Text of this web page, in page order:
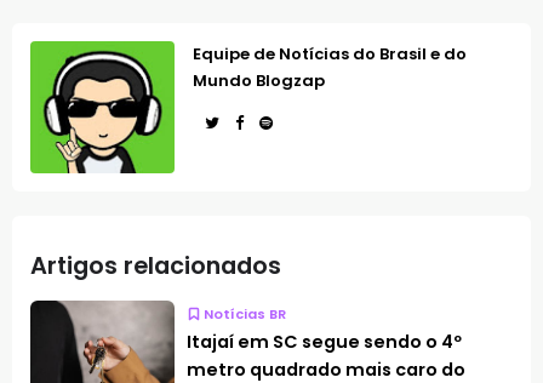
Equipe de Notícias do Brasil e do
Mundo Blogzap
Artigos relacionados
Notícias BR
Itajaí em SC segue sendo o 4º
metro quadrado mais caro do